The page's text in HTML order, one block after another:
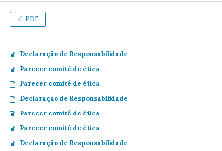
PDF
Declaração de Responsabilidade
Parecer comitê de ética
Parecer comitê de ética
Declaração de Responsabilidade
Parecer comitê de ética
Parecer comitê de ética
Declaração de Responsabilidade